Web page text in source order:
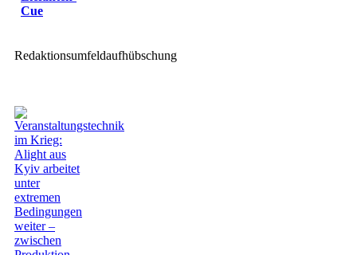
Cue
Redaktionsumfeldaufhübschung